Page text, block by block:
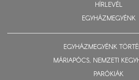
HÍRLEVÉL
EGYHÁZMEGYÉNK
EGYHÁZMEGYÉNK
MÁRIAPÓCS, NEMZETI
PARÓKIÁK